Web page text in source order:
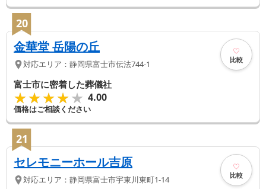
20
金華堂 岳陽の丘
対応エリア： 静岡県富士市伝法744-1 比較
富士市に密着した葬儀社
★★★★★
★★★★★ 4.00
価格はご相談ください
21
セレモニーホール吉原
対応エリア： 静岡県富士市宇東川東町1-14 比較